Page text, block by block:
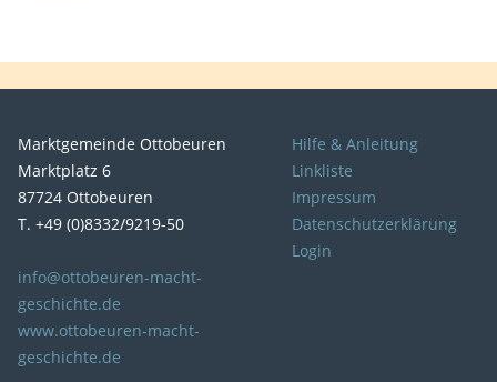
Marktgemeinde Ottobeuren
Marktplatz 6
87724 Ottobeuren
T. +49 (0)8332/9219-50
info@ottobeuren-macht-
geschichte.de
www.ottobeuren-macht-
geschichte.de
Hilfe & Anleitung
Linkliste
Impressum
Datenschutzerklärung
Login